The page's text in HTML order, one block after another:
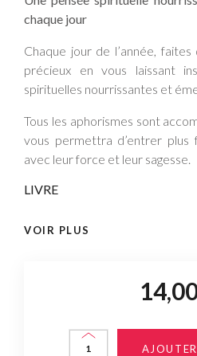
chaque jour
Chaque jour de l’année,
précieux en vous laissant
spirituelles nourrissantes et
Tous les aphorismes sont
vous permettra d’entrer plus
avec leur force et leur sagesse.
LIVRE
VOIR PLUS